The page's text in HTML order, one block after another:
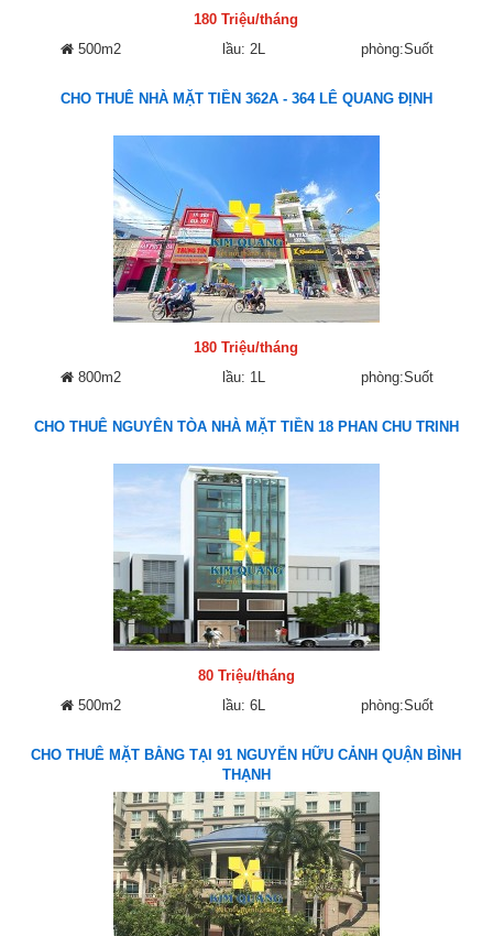
180 Triệu/tháng
500m2
lầu: 2L phòng:Suốt
CHO THUÊ NHÀ MẶT TIỀN 362A - 364 LÊ QUANG ĐỊNH
180 Triệu/tháng
800m2
lầu: 1L phòng:Suốt
CHO THUÊ NGUYÊN TÒA NHÀ MẶT TIỀN 18 PHAN CHU TRINH
80 Triệu/tháng
500m2
lầu: 6L phòng:Suốt
CHO THUÊ MẶT BẰNG TẠI 91 NGUYỄN HỮU CẢNH QUẬN BÌNH
THẠNH